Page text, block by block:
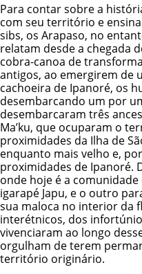
Para contar sobre a
com seu território e
sibs, os Arapaso, no
relatam desde a chegada
cobra-canoa de
antigos, ao emergirem de
cachoeira de Ipanoré, os
desembarcando um por
desembarcaram três
Ma’ku, que ocuparam o
proximidades da Ilha de
enquanto mais velho e,
proximidades de Ipanoré.
onde hoje é a comunidade
igarapé Japu, e o outro
sua maloca no interior da
interétnicos, dos
vivenciaram ao longo
orgulham de terem
território originário.